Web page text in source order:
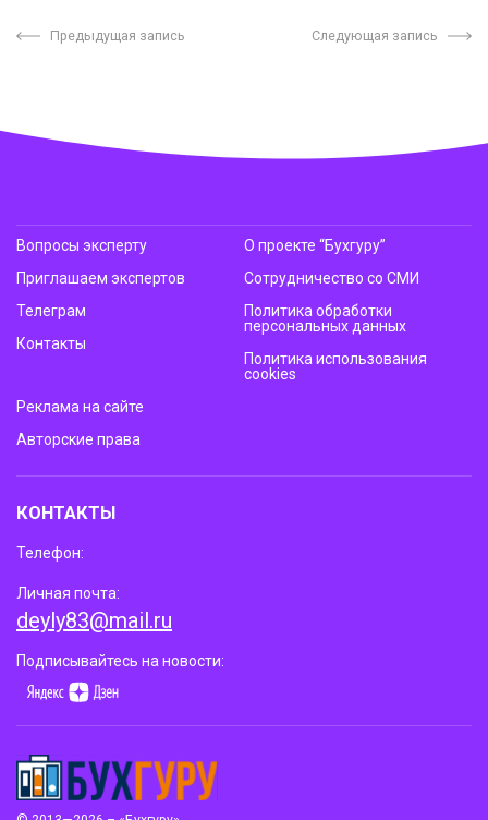
Предыдущая запись Следующая запись
Вопросы эксперту
Приглашаем экспертов
Телеграм
Контакты
О проекте “Бухгуру”
Сотрудничество со СМИ
Политика обработки
персональных данных
Политика использования
cookies
Реклама на сайте
Авторские права
КОНТАКТЫ
Телефон:
Личная почта:
deyly83@mail.ru
Подписывайтесь на новости: